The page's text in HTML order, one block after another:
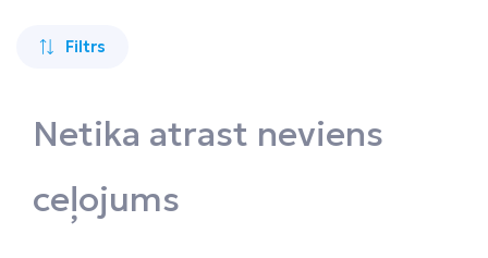
Šrilanka
Albānija
Filtrs
Netika atrast neviens
ceļojums